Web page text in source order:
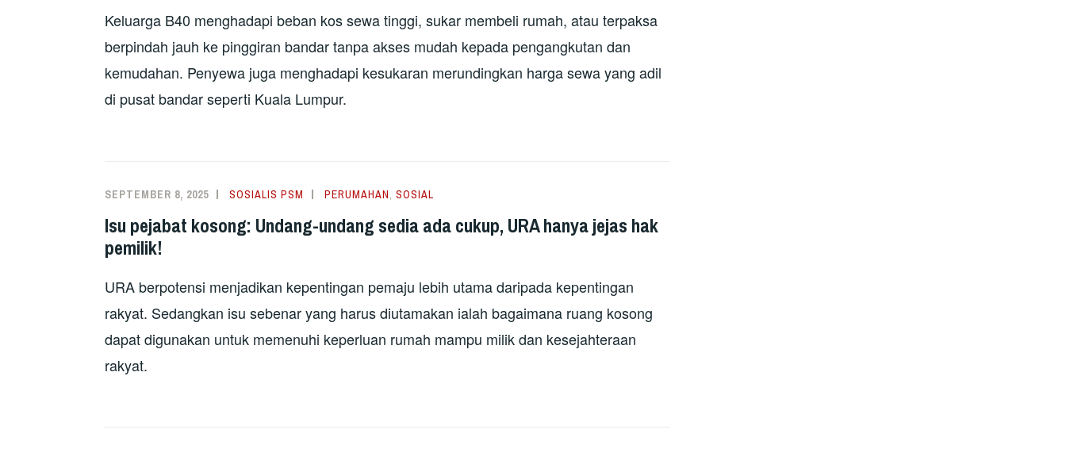
Keluarga B40 menghadapi beban kos sewa tinggi, sukar membeli rumah, atau terpaksa
berpindah jauh ke pinggiran bandar tanpa akses mudah kepada pengangkutan dan
kemudahan. Penyewa juga menghadapi kesukaran merundingkan harga sewa yang adil
di pusat bandar seperti Kuala Lumpur.
SEPTEMBER 8, 2025 SOSIALIS PSM PERUMAHAN, SOSIAL
Isu pejabat kosong: Undang-undang sedia ada cukup, URA hanya jejas hak
pemilik!
URA berpotensi menjadikan kepentingan pemaju lebih utama daripada kepentingan
rakyat. Sedangkan isu sebenar yang harus diutamakan ialah bagaimana ruang kosong
dapat digunakan untuk memenuhi keperluan rumah mampu milik dan kesejahteraan
rakyat.